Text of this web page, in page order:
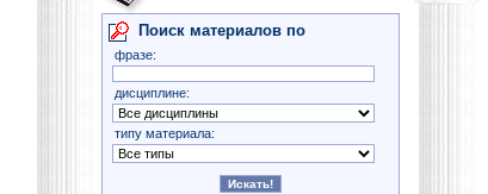
Поиск материалов по
фразе:
дисциплине:
типу материала: